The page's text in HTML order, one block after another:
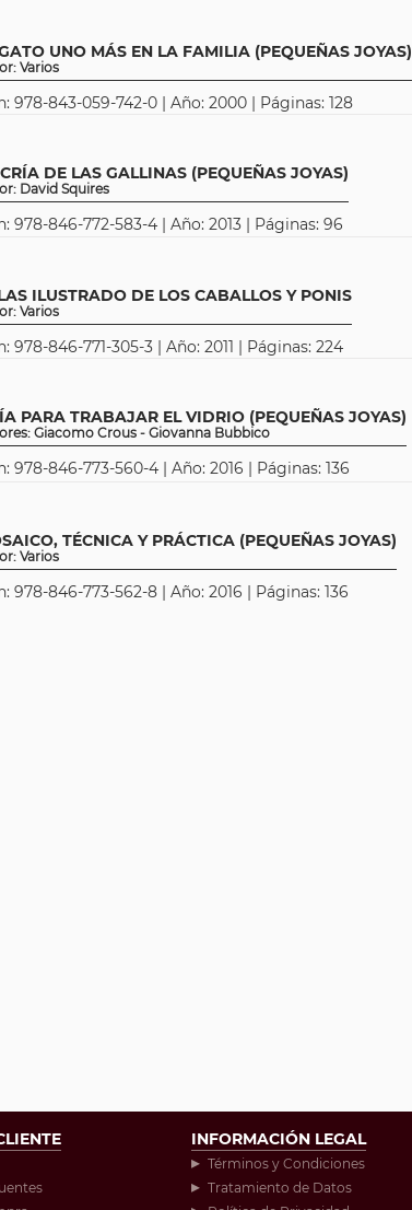
UNO MÁS EN LA FAMILIA (PEQUEÑAS JOYAS)
Varios
978-843-059-742-0 | Año: 2000 | Páginas: 128
DE LAS GALLINAS (PEQUEÑAS JOYAS)
David Squires
978-846-772-583-4 | Año: 2013 | Páginas: 96
ILUSTRADO DE LOS CABALLOS Y PONIS
Varios
978-846-771-305-3 | Año: 2011 | Páginas: 224
PARA TRABAJAR EL VIDRIO (PEQUEÑAS JOYAS)
Giacomo Crous - Giovanna Bubbico
978-846-773-560-4 | Año: 2016 | Páginas: 136
TÉCNICA Y PRÁCTICA (PEQUEÑAS JOYAS)
Varios
978-846-773-562-8 | Año: 2016 | Páginas: 136
INFORMACIÓN LEGAL
Términos y Condiciones
Tratamiento de Datos